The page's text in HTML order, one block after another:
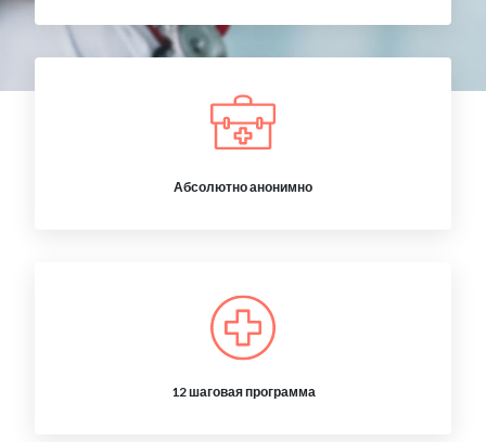
Абсолютно анонимно
12 шаговая программа